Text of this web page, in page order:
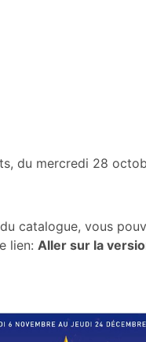
du mercredi 28
catalogue, vous
lien: Aller sur la